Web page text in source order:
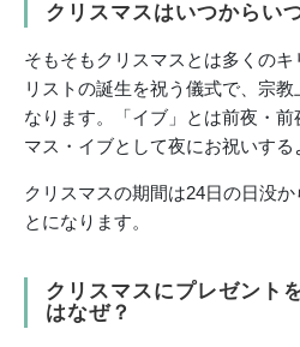
クリスマスはいつからい
そもそもクリスマスとは多くの
リストの誕生を祝う儀式で、宗
なります。「イブ」とは前夜・
マス・イブとして夜にお祝いする
クリスマスの期間は24日の日没
とになります。
クリスマスにプレゼント
はなぜ？